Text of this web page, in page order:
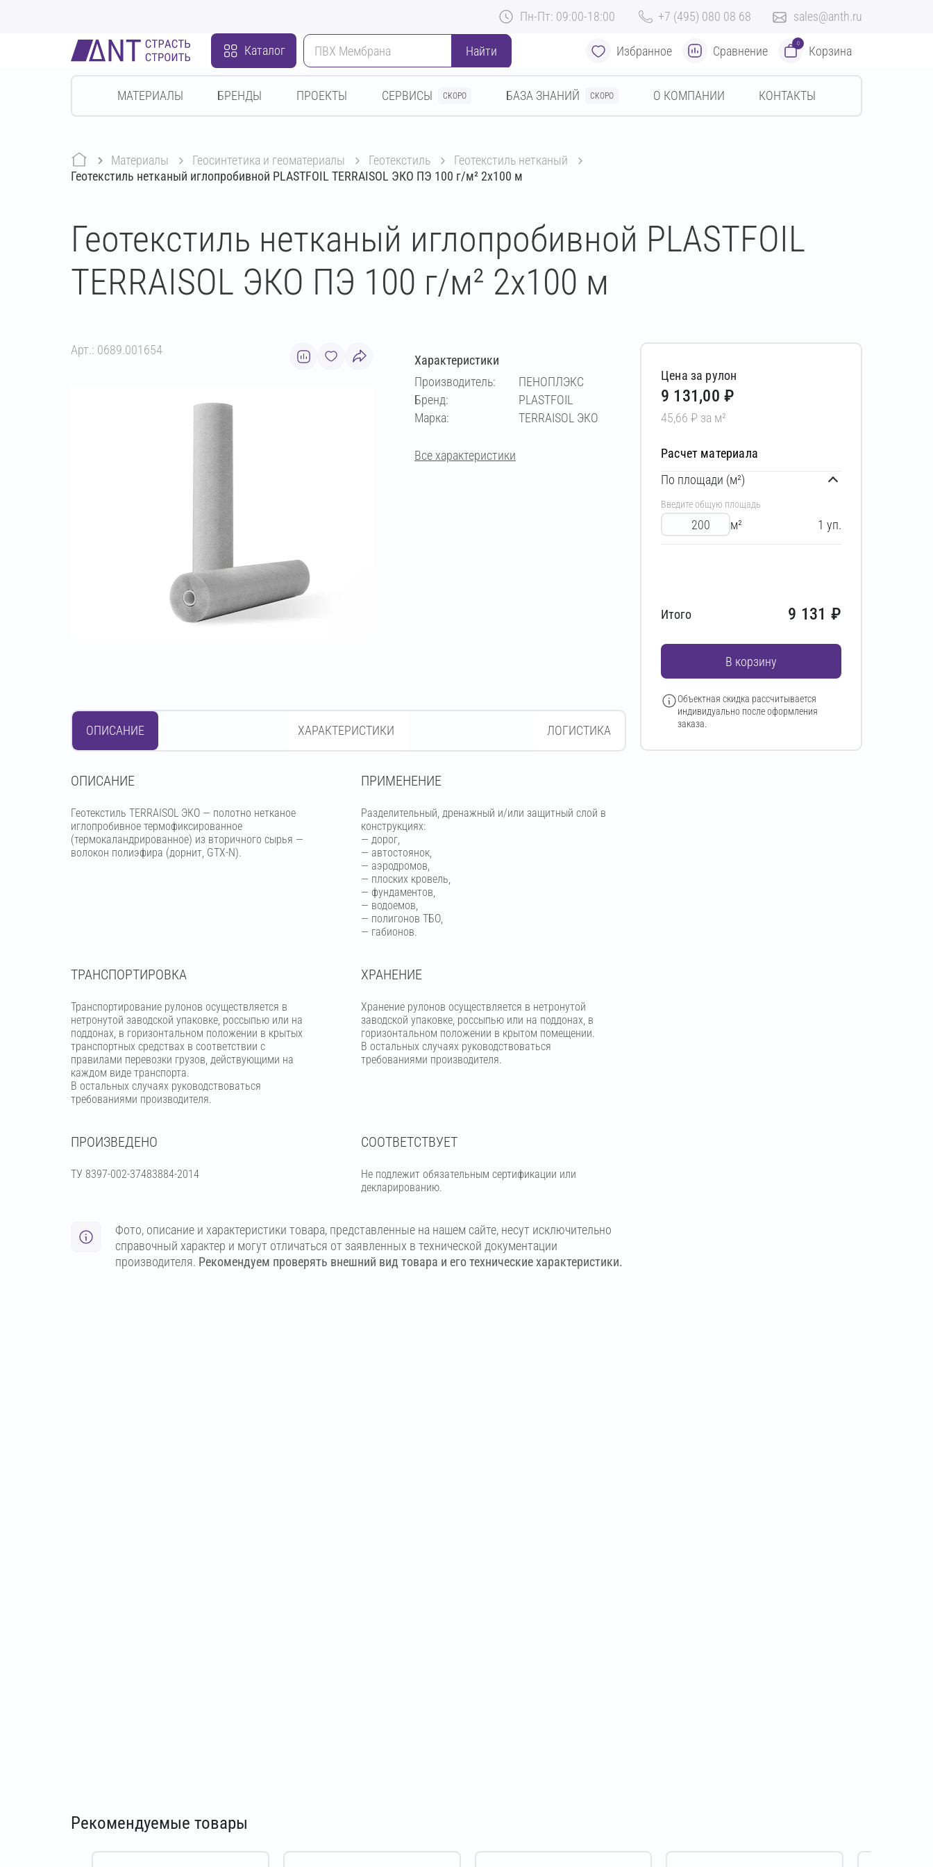
Пн-Пт: 09:00-18:00 +7 (495) 080 08 68 sales@anth.ru
Каталог Найти Избранное Сравнение
0
Корзина
МАТЕРИАЛЫ БРЕНДЫ ПРОЕКТЫ СЕРВИСЫ СКОРО БАЗА ЗНАНИЙ СКОРО О КОМПАНИИ КОНТАКТЫ
Материалы геосинтетика и геоматериалы геотекстиль
геотекстиль нетканый
Геотекстиль нетканый иглопробивной PLASTFOIL TERRAISOL ЭКО ПЭ 100 г/м² 2х100 м
Геотекстиль нетканый иглопробивной PLASTFOIL
TERRAISOL ЭКО ПЭ 100 г/м² 2х100 м
Арт.: 0689.001654
Характеристики
Производитель:
ПЕНОПЛЭКС
Бренд:
PLASTFOIL
Марка:
TERRAISOL ЭКО
Все характеристики
ОПИСАНИЕ ХАРАКТЕРИСТИКИ ЛОГИСТИКА
OПИСАНИЕ
Геотекстиль TERRAISOL ЭКО — полотно нетканое
иглопробивное термофиксированное
(термокаландрированное) из вторичного сырья —
волокон полиэфира (дорнит, GTX-N).
ПРИМЕНЕНИЕ
Разделительный, дренажный и/или защитный слой в
конструкциях:
— дорог,
— автостоянок,
— аэродромов,
— плоских кровель,
— фундаментов,
— водоемов,
— полигонов ТБО,
— габионов.
ТРАНСПОРТИРОВКА
Транспортирование рулонов осуществляется в
нетронутой заводской упаковке, россыпью или на
поддонах, в горизонтальном положении в крытых
транспортных средствах в соответствии с
правилами перевозки грузов, действующими на
каждом виде транспорта.
В остальных случаях руководствоваться
требованиями производителя.
ХРАНЕНИЕ
Хранение рулонов осуществляется в нетронутой
заводской упаковке, россыпью или на поддонах, в
горизонтальном положении в крытом помещении.
В остальных случаях руководствоваться
требованиями производителя.
ПРОИЗВЕДЕНО
ТУ 8397-002-37483884-2014
СООТВЕТСТВУЕТ
Не подлежит обязательным сертификации или
декларированию.
Фото, описание и характеристики товара, представленные на нашем сайте, несут исключительно
справочный характер и могут отличаться от заявленных в технической документации
производителя. Рекомендуем проверять внешний вид товара и его технические характеристики.
Цена за рулон
9 131,00 ₽
45,66 ₽ за м²
Расчет материала
По площади (м²)
Введите общую площадь
м² 1 уп.
Итого 9 131 ₽
В корзину
Объектная скидка рассчитывается
индивидуально после оформления
заказа.
Рекомендуемые товары